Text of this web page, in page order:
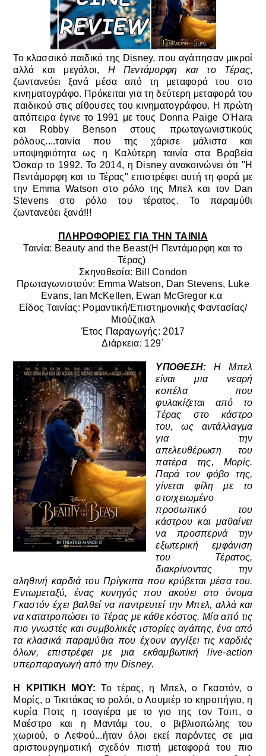
Το κλασσικό παιδικό της Disney, που αγάπησαν μικροί
αλλά και μεγάλοι, Η Πεντάμορφη και το Τέρας,
ζωντανεύει ξανά μέσα από τη μεταφορά του στο
κινηματογράφο. Πρόκειται για τη δεύτερη μεταφορά του
παιδικού στις αίθουσες του κινηματογράφου. Η πρώτη
απόπειρα έγινε το 1991 με τους Donna Paige O'Hara
και Robby Benson στους πρωταγωνιστικούς
ρόλους....ταινία που της χάρισε μάλιστα και
υποψηφιότητα ως η Καλύτερη ταινία στα Βραβεία
Όσκαρ το 1992. Το 2014, η Disney ανακοινώνει ότι "Η
Πεντάμορφη και το Τέρας" επιστρέφει αυτή τη φορά με
την Emma Watson στο ρόλο της Μπελ και τον Dan
Stevens στο ρόλο του τέρατος. Το παραμύθι
ζωντανεύει ξανά!!!
ΠΛΗΡΟΦΟΡΙΕΣ ΓΙΑ ΤΗΝ ΤΑΙΝΙΑ
Ταινία: Beauty and the Beast(Η Πεντάμορφη και το
Τέρας)
Σκηνοθεσία: Bill Condon
Πρωταγωνιστούν: Emma Watson, Dan Stevens, Luke
Evans, Ian McKellen, Ewan McGregor κ.α
Είδος Ταινίας: Ρομαντική/Επιστημονικής Φαντασίας/
Μιούζικαλ
Έτος Παραγωγής: 2017
Διάρκεια: 129΄
ΥΠΟΘΕΣΗ: Η Μπελ
είναι μια νεαρή
κοπέλα που
φυλακίζεται από το
Τέρας στο κάστρο
του, ως αντάλλαγμα
για την
απελευθέρωση του
πατέρα της, Μορίς.
Παρά τον φόβο της,
γίνεται φίλη με το
στοιχειωμένο
προσωπικό του
κάστρου και μαθαίνει
να προσπερνά την
εξωτερική εμφάνιση
του Τέρατος,
διακρίνοντας την
αληθινή καρδιά του Πρίγκιπα που κρύβεται μέσα του.
Εντωμεταξύ, ένας κυνηγός που ακούει στο όνομα
Γκαστόν έχει βαλθεί να παντρευτεί την Μπελ, αλλά και
να κατατροπώσει το Τέρας με κάθε κόστος. Μία από τις
πιο γνωστές και συμβολικές ιστορίες αγάπης, ένα από
τα κλασικά παραμύθια που έχουν αγγίξει τις καρδιές
όλων, επιστρέφει με μια εκθαμβωτική live-action
υπερπαραγωγή από την Disney.
Η ΚΡΙΤΙΚΗ ΜΟΥ: Το τέρας, η Μπελ, ο Γκαστόν, ο
Μορίς, ο Τικιτάκας το ρολόι, ο Λουμιέρ το κηροπήγιο, η
κυρία Ποτς η τσαγιέρα με το γιο της τον Τσιπ, ο
Μαέστρο και η Μαντάμ του, ο βιβλιοπώλης του
χωριού, ο ΛεΦού...ήταν όλοι εκεί παρόντες σε μια
αριστουργηματική σχεδόν πιστή μεταφορά του πιο